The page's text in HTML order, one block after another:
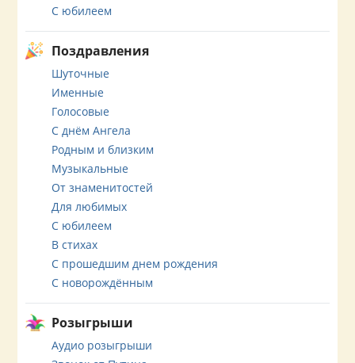
С юбилеем
Поздравления
Шуточные
Именные
Голосовые
С днём Ангела
Родным и близким
Музыкальные
От знаменитостей
Для любимых
С юбилеем
В стихах
С прошедшим днем рождения
С новорождённым
Розыгрыши
Аудио розыгрыши